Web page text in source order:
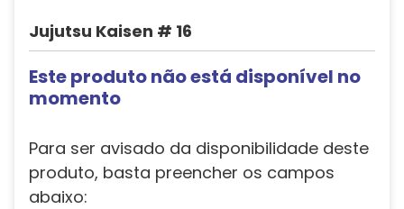
Jujutsu Kaisen # 16
Este produto não está disponível no
momento
Para ser avisado da disponibilidade deste
produto, basta preencher os campos
abaixo: